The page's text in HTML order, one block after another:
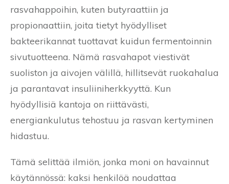
rasvahappoihin, kuten butyraattiin ja
propionaattiin, joita tietyt hyödylliset
bakteerikannat tuottavat kuidun fermentoinnin
sivutuotteena. Nämä rasvahapot viestivät
suoliston ja aivojen välillä, hillitsevät ruokahalua
ja parantavat insuliiniherkkyyttä. Kun
hyödyllisiä kantoja on riittävästi,
energiankulutus tehostuu ja rasvan kertyminen
hidastuu.
Tämä selittää ilmiön, jonka moni on havainnut
käytännössä: kaksi henkilöä noudattaa